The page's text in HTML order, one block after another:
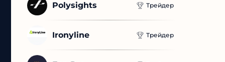
Polysights Трейдер
Ironyline Трейдер